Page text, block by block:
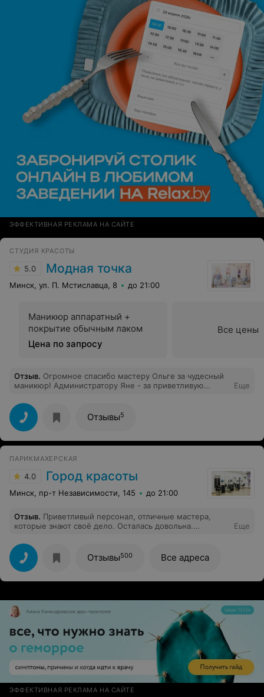
ЭФФЕКТИВНАЯ РЕКЛАМА НА САЙТЕ
СТУДИЯ КРАСОТЫ
5.0 Модная точка
Минск, ул. П. Мстиславца, 8 до 21:00
Маникюр аппаратный +
покрытие обычным лаком
Цена по запросу
Все цены
Отзыв. Огромное спасибо мастеру Ольге за чудесный
маникюр! Администратору Яне - за приветливую
салон! Выиграла бесплатный маникюр и безумно рада,
что попала в такое уютное место, куда обязательно
вернусь! P.S. Отдельное спасибо за приобретенный
оттенок лака.
Еще
Отзывы5
ПАРИКМАХЕРСКАЯ
4.0 Город красоты
Минск, пр-т Независимости, 145 до 21:00
Отзыв. Приветливый персонал, отличные мастера,
которые знают своё дело. Осталась довольна.
Еще
Отзывы500 Все адреса
ЭФФЕКТИВНАЯ РЕКЛАМА НА САЙТЕ